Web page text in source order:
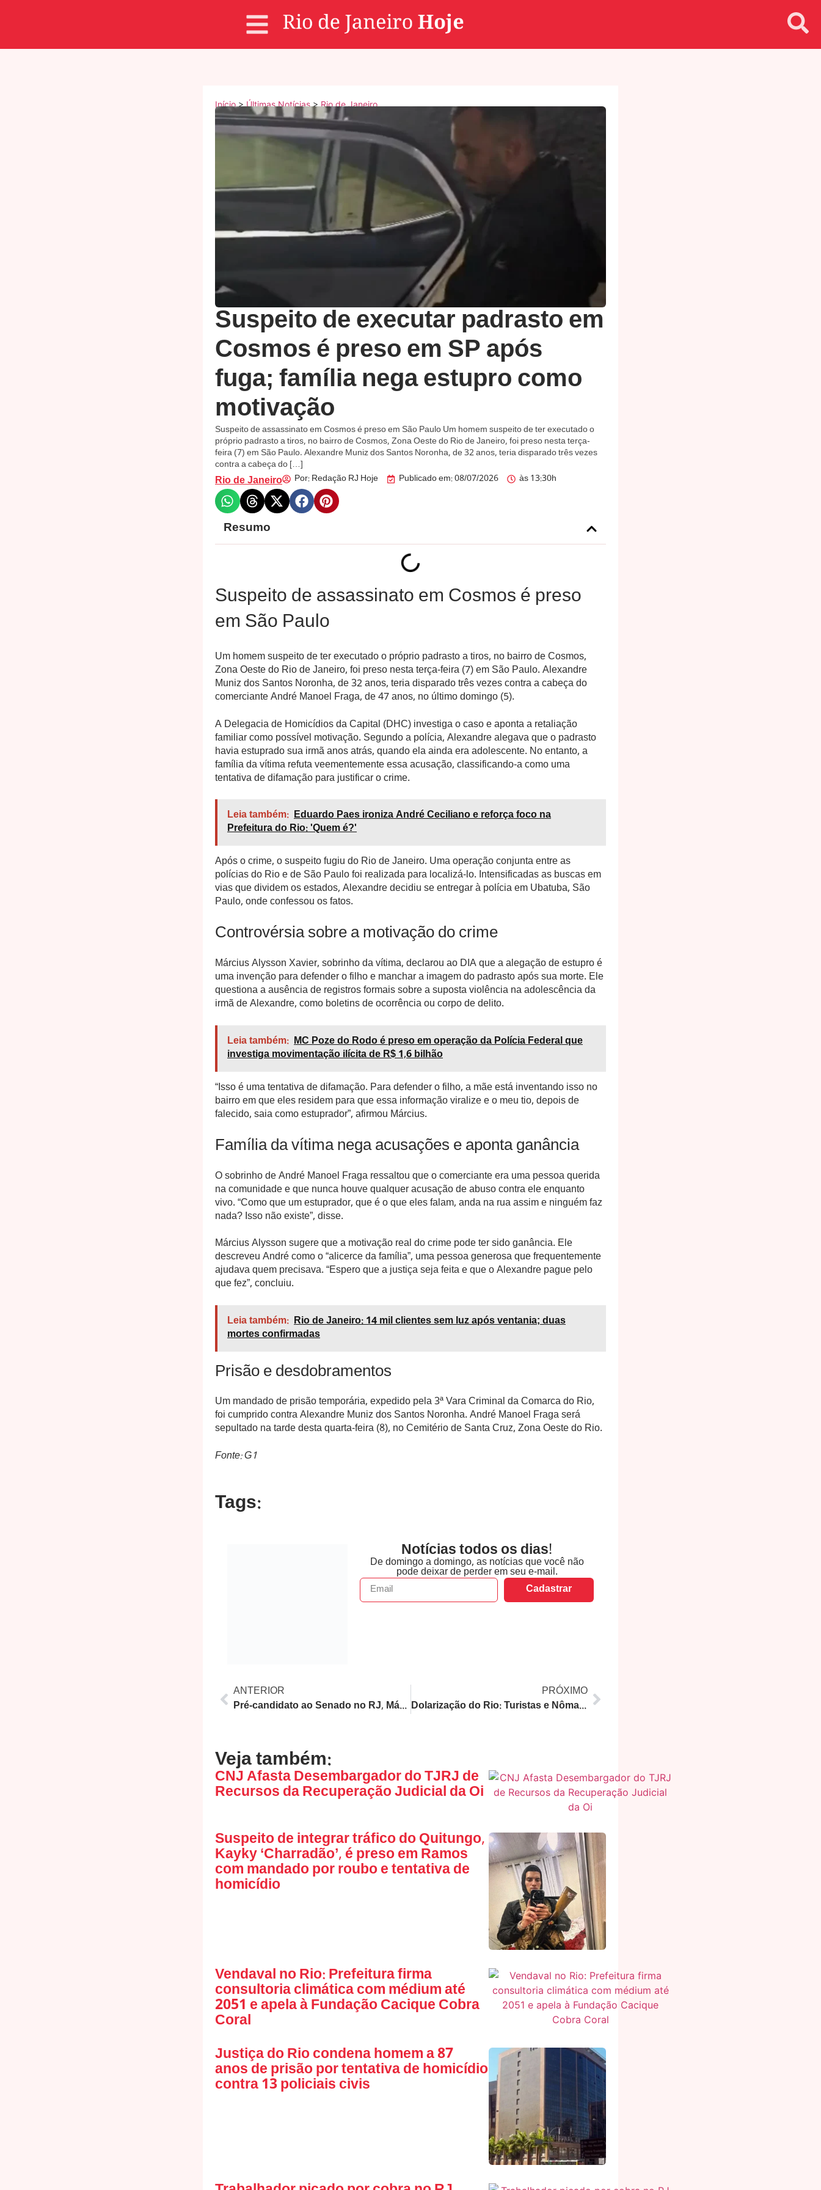
Início>Últimas Notícias>Rio de Janeiro
Suspeito de executar padrasto em
Cosmos é preso em SP após
fuga; família nega estupro como
motivação
Suspeito de assassinato em Cosmos é preso em São Paulo Um homem suspeito de ter executado o
próprio padrasto a tiros, no bairro de Cosmos, Zona Oeste do Rio de Janeiro, foi preso nesta terça-
feira (7) em São Paulo. Alexandre Muniz dos Santos Noronha, de 32 anos, teria disparado três vezes
contra a cabeça do […]
Rio de Janeiro Por: Redação RJ Hoje Publicado em:08/07/2026 às13:30h
Resumo
Suspeito de assassinato em Cosmos é preso
em São Paulo
Um homem suspeito de ter executado o próprio padrasto a tiros, no bairro de Cosmos,
Zona Oeste do Rio de Janeiro, foi preso nesta terça-feira (7) em São Paulo. Alexandre
Muniz dos Santos Noronha, de 32 anos, teria disparado três vezes contra a cabeça do
comerciante André Manoel Fraga, de 47 anos, no último domingo (5).
A Delegacia de Homicídios da Capital (DHC) investiga o caso e aponta a retaliação
familiar como possível motivação. Segundo a polícia, Alexandre alegava que o padrasto
havia estuprado sua irmã anos atrás, quando ela ainda era adolescente. No entanto, a
família da vítima refuta veementemente essa acusação, classificando-a como uma
tentativa de difamação para justificar o crime.
Leia também: Eduardo Paes ironiza André Ceciliano e reforça foco na
Prefeitura do Rio: 'Quem é?'
Após o crime, o suspeito fugiu do Rio de Janeiro. Uma operação conjunta entre as
polícias do Rio e de São Paulo foi realizada para localizá-lo. Intensificadas as buscas em
vias que dividem os estados, Alexandre decidiu se entregar à polícia em Ubatuba, São
Paulo, onde confessou os fatos.
Controvérsia sobre a motivação do crime
Március Alysson Xavier, sobrinho da vítima, declarou ao DIA que a alegação de estupro é
uma invenção para defender o filho e manchar a imagem do padrasto após sua morte. Ele
questiona a ausência de registros formais sobre a suposta violência na adolescência da
irmã de Alexandre, como boletins de ocorrência ou corpo de delito.
Leia também: MC Poze do Rodo é preso em operação da Polícia Federal que
investiga movimentação ilícita de R$ 1,6 bilhão
“Isso é uma tentativa de difamação. Para defender o filho, a mãe está inventando isso no
bairro em que eles residem para que essa informação viralize e o meu tio, depois de
falecido, saia como estuprador”, afirmou Március.
Família da vítima nega acusações e aponta ganância
O sobrinho de André Manoel Fraga ressaltou que o comerciante era uma pessoa querida
na comunidade e que nunca houve qualquer acusação de abuso contra ele enquanto
vivo. “Como que um estuprador, que é o que eles falam, anda na rua assim e ninguém faz
nada? Isso não existe”, disse.
Március Alysson sugere que a motivação real do crime pode ter sido ganância. Ele
descreveu André como o “alicerce da família”, uma pessoa generosa que frequentemente
ajudava quem precisava. “Espero que a justiça seja feita e que o Alexandre pague pelo
que fez”, concluiu.
Leia também: Rio de Janeiro: 14 mil clientes sem luz após ventania; duas
mortes confirmadas
Prisão e desdobramentos
Um mandado de prisão temporária, expedido pela 3ª Vara Criminal da Comarca do Rio,
foi cumprido contra Alexandre Muniz dos Santos Noronha. André Manoel Fraga será
sepultado na tarde desta quarta-feira (8), no Cemitério de Santa Cruz, Zona Oeste do Rio.
Fonte: G1
Tags:
Notícias todos os dias!
De domingo a domingo, as notícias que você não
pode deixar de perder em seu e-mail.
Cadastrar
ANTERIOR
Pré-candidato ao Senado no RJ, Márcio Canella é preso pela PF com fuzil e suspeita de lavagem de R$ 7,6 bi
PRÓXIMO
Dolarização do Rio: Turistas e Nômades Digitais Elevam Aluguéis e Expulsam Moradores de Bairros Nobres
Veja também:
CNJ Afasta Desembargador do TJRJ de
Recursos da Recuperação Judicial da Oi
Suspeito de integrar tráfico do Quitungo,
Kayky ‘Charradão’, é preso em Ramos
com mandado por roubo e tentativa de
homicídio
Vendaval no Rio: Prefeitura firma
consultoria climática com médium até
2051 e apela à Fundação Cacique Cobra
Coral
Justiça do Rio condena homem a 87
anos de prisão por tentativa de homicídio
contra 13 policiais civis